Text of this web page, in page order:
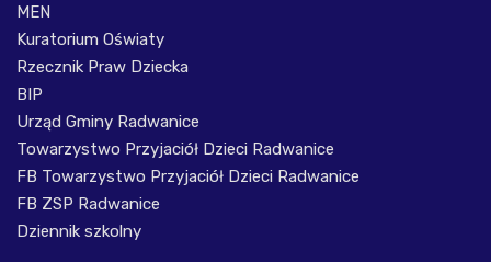
MEN
Kuratorium Oświaty
Rzecznik Praw Dziecka
BIP
Urząd Gminy Radwanice
Towarzystwo Przyjaciół Dzieci Radwanice
FB Towarzystwo Przyjaciół Dzieci Radwanice
FB ZSP Radwanice
Dziennik szkolny